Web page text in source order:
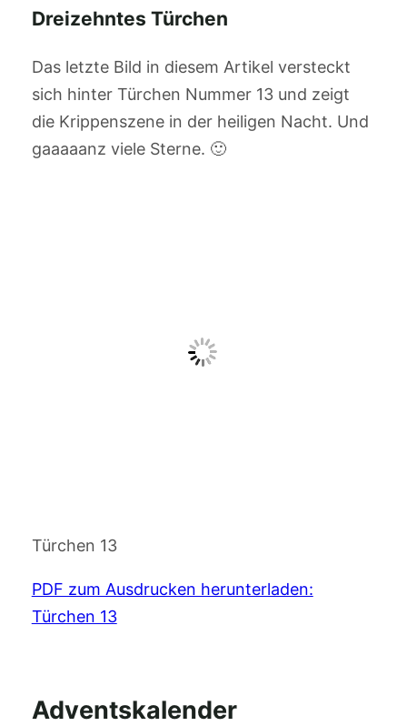
Dreizehntes Türchen
Das letzte Bild in diesem Artikel versteckt
sich hinter Türchen Nummer 13 und zeigt
die Krippenszene in der heiligen Nacht. Und
gaaaaanz viele Sterne. 🙂
Türchen 13
PDF zum Ausdrucken herunterladen:
Türchen 13
Adventskalender